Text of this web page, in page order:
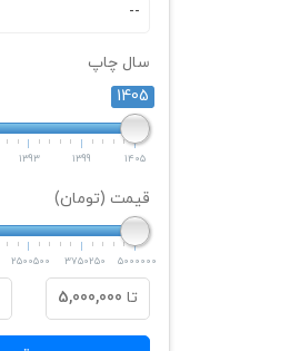
--
سال چاپ
1405
1393 1399 1405
قیمت (تومان)
2500500 3750250 5000000
تا 5,000,000